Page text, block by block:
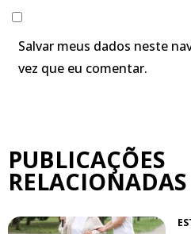
Salvar meus dados neste
vez que eu comentar.
PUBLICAÇÕES
RELACIONADAS